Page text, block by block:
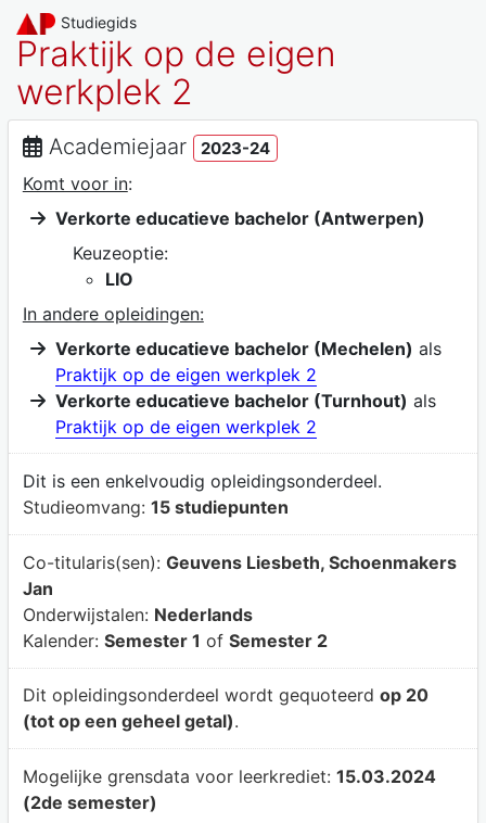
Studiegids
Praktijk op de eigen
werkplek 2
Academiejaar 2023-24
Komt voor in:
Verkorte educatieve bachelor (Antwerpen)
Keuzeoptie:
LIO
In andere opleidingen:
Verkorte educatieve bachelor (Mechelen) als
Praktijk op de eigen werkplek 2
Verkorte educatieve bachelor (Turnhout) als
Praktijk op de eigen werkplek 2
Dit is een enkelvoudig opleidingsonderdeel.
Studieomvang: 15 studiepunten
Co-titularis(sen): Geuvens Liesbeth, Schoenmakers
Jan
Onderwijstalen: Nederlands
Kalender: Semester 1 of Semester 2
Dit opleidingsonderdeel wordt gequoteerd op 20
(tot op een geheel getal).
Mogelijke grensdata voor leerkrediet: 15.03.2024
(2de semester)